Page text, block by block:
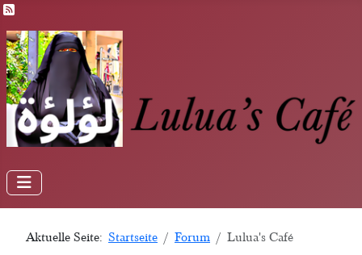
Aktuelle Seite: Startseite Forum Lulua's Café